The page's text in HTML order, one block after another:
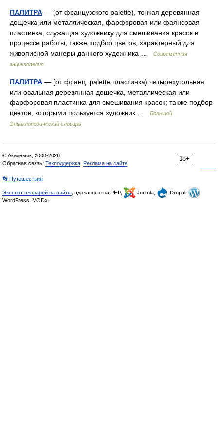
ПАЛИТРА — (от французского palette), тонкая деревянная
дощечка или металлическая, фарфоровая или фаянсовая
пластинка, служащая художнику для смешивания красок в
процессе работы; также подбор цветов, характерный для
живописной манеры данного художника …
Современная
энциклопедия
ПАЛИТРА — (от франц. palette пластинка) четырехугольная
или овальная деревянная дощечка, металлическая или
фарфоровая пластинка для смешивания красок; также подбор
цветов, которыми пользуется художник …
Большой
Энциклопедический словарь
18+
© Академик, 2000-2026
Обратная связь: Техподдержка Реклама на сайте
👣 Путешествия
Экспорт словарей на сайты , сделанные на PHP, Joomla,
Drupal,
WordPress, MODx.